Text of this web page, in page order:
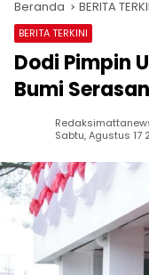
Beranda BERITA
BERITA TERKINI
Dodi Pimpin
Bumi
Sabtu, Agustus 17